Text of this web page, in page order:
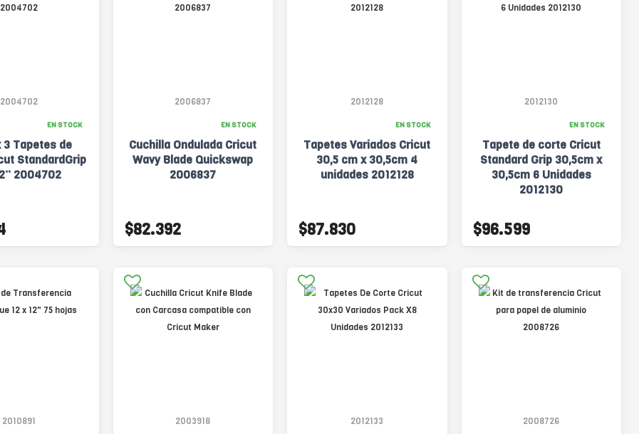
2004702
EN STOCK
3 Tapetes de
StandardGrip
2004702
2006837
EN STOCK
Cuchilla Ondulada Cricut
Wavy Blade Quickswap
2006837
$82.392
2012128
EN STOCK
Tapetes Variados Cricut
30,5 cm x 30,5cm 4
unidades 2012128
$87.830
2012130
EN STOCK
Tapete de corte Cricut
Standard Grip 30,5cm x
30,5cm 6 Unidades
2012130
$96.599
2010891 2003918 2012133 2008726